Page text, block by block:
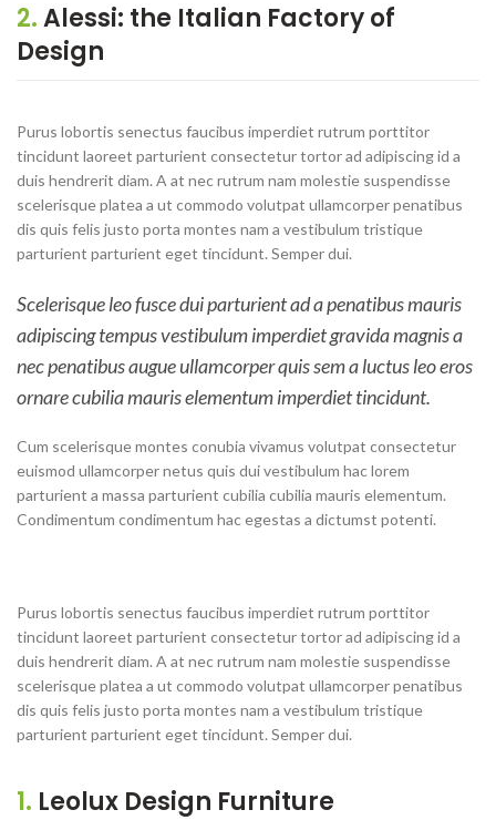
2.Alessi: the Italian Factory of
Design
Purus lobortis senectus faucibus imperdiet rutrum porttitor
tincidunt laoreet parturient consectetur tortor ad adipiscing id a
duis hendrerit diam. A at nec rutrum nam molestie suspendisse
scelerisque platea a ut commodo volutpat ullamcorper penatibus
dis quis felis justo porta montes nam a vestibulum tristique
parturient parturient eget tincidunt. Semper dui.
Scelerisque leo fusce dui parturient ad a penatibus mauris
adipiscing tempus vestibulum imperdiet gravida magnis a
nec penatibus augue ullamcorper quis sem a luctus leo eros
ornare cubilia mauris elementum imperdiet tincidunt.
Cum scelerisque montes conubia vivamus volutpat consectetur
euismod ullamcorper netus quis dui vestibulum hac lorem
parturient a massa parturient cubilia cubilia mauris elementum.
Condimentum condimentum hac egestas a dictumst potenti.
Purus lobortis senectus faucibus imperdiet rutrum porttitor
tincidunt laoreet parturient consectetur tortor ad adipiscing id a
duis hendrerit diam. A at nec rutrum nam molestie suspendisse
scelerisque platea a ut commodo volutpat ullamcorper penatibus
dis quis felis justo porta montes nam a vestibulum tristique
parturient parturient eget tincidunt. Semper dui.
1. Leolux Design Furniture